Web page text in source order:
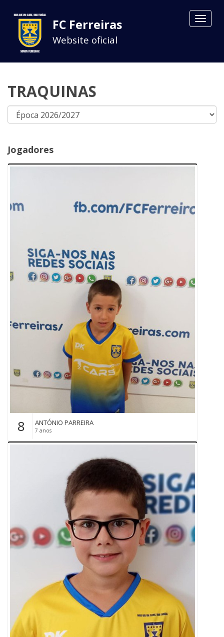
Toggle
FC Ferreiras
Website oficial
TRAQUINAS
Jogadores
8 ANTÓNIO PARREIRA
7 anos